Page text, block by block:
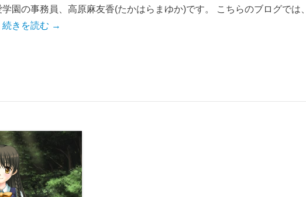
園の事務員、高原麻友香(たかはらまゆか)です。 こちらのブログでは、
続きを読む →